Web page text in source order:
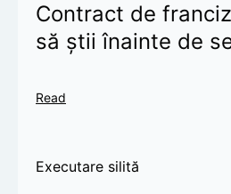
Contract de
să știi înainte de
Read
Executare silită